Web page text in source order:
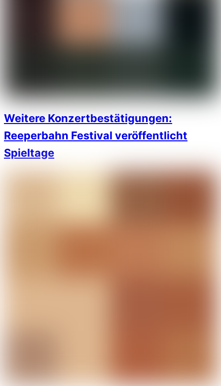
Weitere Konzertbestätigungen:
Reeperbahn Festival veröffentlicht
Spieltage